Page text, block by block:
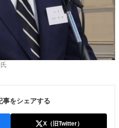
事をシェアする
X（旧Twitter）